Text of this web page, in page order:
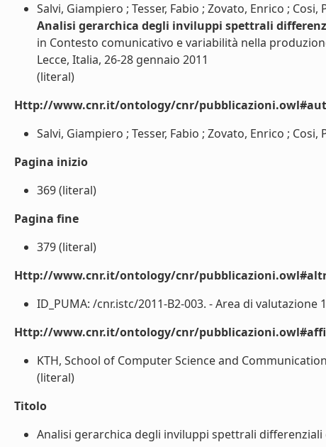
Salvi, Giampiero ; Tesser, Fabio ; Zovato, Enrico ; Cosi,
Analisi gerarchica degli inviluppi spettrali
in Contesto comunicativo e variabilità nella
Lecce, Italia, 26-28 gennaio 2011
(literal)
Http://www.cnr.it/ontology/cnr/
Salvi, Giampiero ; Tesser, Fabio ; Zovato, Enrico ; Cosi,
Pagina inizio
369 (literal)
Pagina fine
379 (literal)
Http://www.cnr.it/ontology/cnr/
ID_PUMA: /cnr.istc/2011-B2-003. - Area di
Http://www.cnr.it/ontology/cnr/
KTH, School of Computer Science and
(literal)
Titolo
Analisi gerarchica degli inviluppi spettrali